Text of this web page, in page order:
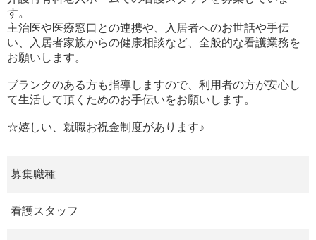
す。
主治医や医療窓口との連携や、入居者へのお世話や手伝
い、入居者家族からの健康相談など、全般的な看護業務を
お願いします。
ブランクのある方も指導しますので、利用者の方が安心し
て生活して頂くためのお手伝いをお願いします。
☆嬉しい、就職お祝金制度があります♪
募集職種
看護スタッフ